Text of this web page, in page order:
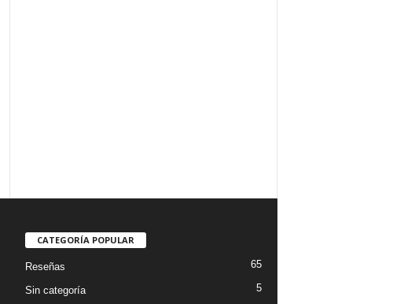
CATEGORÍA POPULAR
Reseñas 65
Sin categoría 5